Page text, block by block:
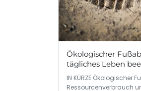
Ökologischer
tägliches Leben
IN KÜRZE Ökologischer
Ressourcenverbrauch